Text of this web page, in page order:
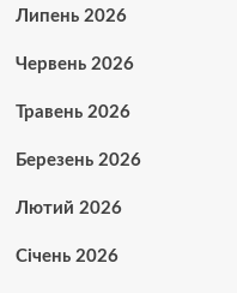
Липень 2026
Червень 2026
Травень 2026
Березень 2026
Лютий 2026
Січень 2026